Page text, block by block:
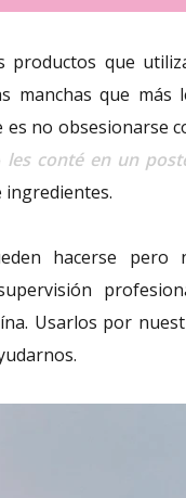
productos que
manchas que más
no obsesionarse
les conté en un
ingredientes.
hacerse pero
Usarlos por